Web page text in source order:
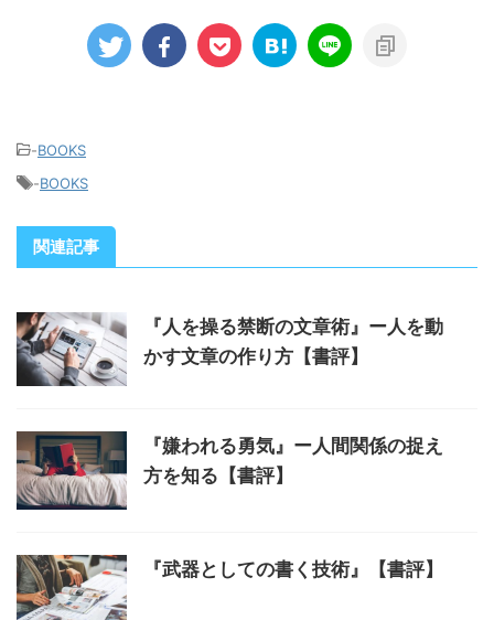
-BOOKS
-BOOKS
関連記事
『人を操る禁断の文章術』ー人を動
かす文章の作り方【書評】
『嫌われる勇気』ー人間関係の捉え
方を知る【書評】
『武器としての書く技術』【書評】